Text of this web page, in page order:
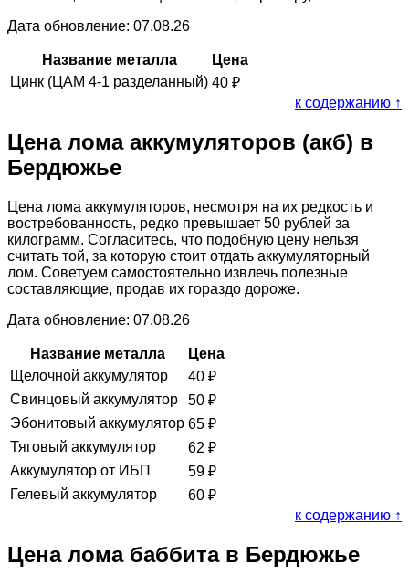
Дата обновление: 07.08.26
Название металла
Цена
Цинк (ЦАМ 4-1 разделанный) 40 ₽
к содержанию ↑
Цена лома аккумуляторов (акб) в
Бердюжье
Цена лома аккумуляторов, несмотря на их редкость и
востребованность, редко превышает 50 рублей за
килограмм. Согласитесь, что подобную цену нельзя
считать той, за которую стоит отдать аккумуляторный
лом. Советуем самостоятельно извлечь полезные
составляющие, продав их гораздо дороже.
Дата обновление: 07.08.26
Название металла
Цена
Щелочной аккумулятор
40 ₽
Свинцовый аккумулятор
50 ₽
Эбонитовый аккумулятор 65 ₽
Тяговый аккумулятор
62 ₽
Аккумулятор от ИБП
59 ₽
Гелевый аккумулятор
60 ₽
к содержанию ↑
Цена лома баббита в Бердюжье